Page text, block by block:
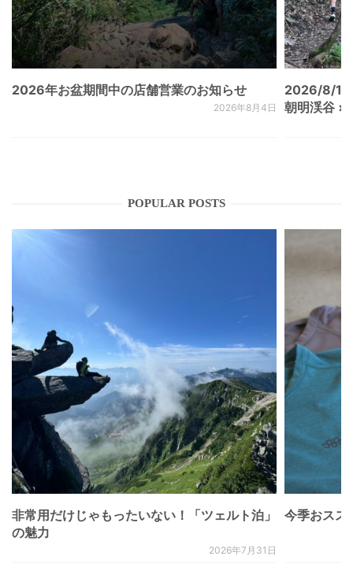
2026年お盆期間中の店舗営業のお知らせ
2026年8月4日
2026/8/
朝明渓谷 ×
POPULAR POSTS
非常用だけじゃもったいない！「ツェルト泊」
の魅力
2026年7月31日
今季おスス